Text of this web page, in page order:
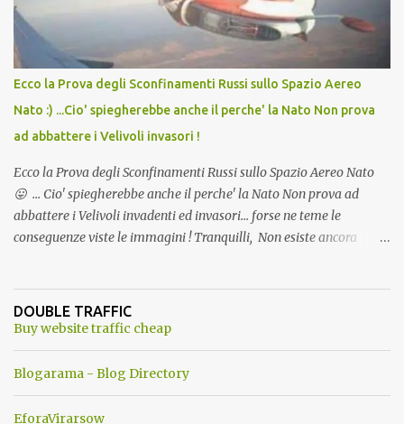
Ecco la Prova degli Sconfinamenti Russi sullo Spazio Aereo
Nato :) ...Cio' spiegherebbe anche il perche' la Nato Non prova
ad abbattere i Velivoli invasori !
Ecco la Prova degli Sconfinamenti Russi sullo Spazio Aereo Nato
😛 ... Cio' spiegherebbe anche il perche' la Nato Non prova ad
abbattere i Velivoli invadenti ed invasori... forse ne teme le
conseguenze viste le immagini ! Tranquilli, Non esiste ancora
ancora una fantasia Nato o forse una "False Flag", per provocare
una guerra mondiale che difficilmente da menti sane, potrebbe
DOUBLE TRAFFIC
Buy website traffic cheap
Blogarama - Blog Directory
EforaVirarsow